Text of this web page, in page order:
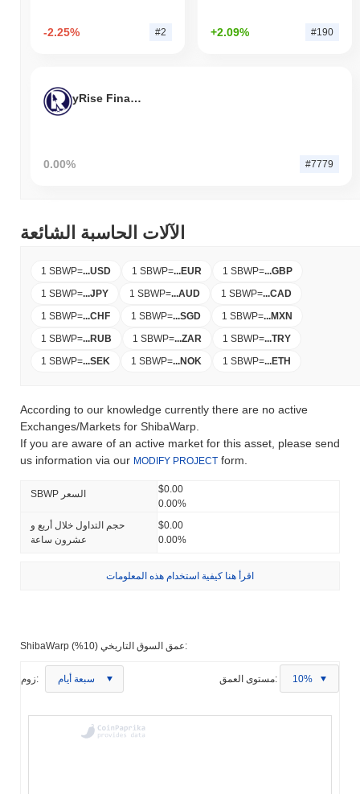
-2.25% #2 +2.09% #190
yRise Finance
0.00% #7779
الآلات الحاسبة الشائعة
1 SBWP=...USD 1 SBWP=...EUR 1 SBWP=...GBP
1 SBWP=...JPY 1 SBWP=...AUD 1 SBWP=...CAD
1 SBWP=...CHF 1 SBWP=...SGD 1 SBWP=...MXN
1 SBWP=...RUB 1 SBWP=...ZAR 1 SBWP=...TRY
1 SBWP=...SEK 1 SBWP=...NOK 1 SBWP=...ETH
According to our knowledge currently there are no active
Exchanges/Markets for ShibaWarp.
If you are aware of an active market for this asset, please send
us information via our MODIFY PROJECT form.
SBWP السعر
$0.00
0.00%
حجم التداول خلال أربع و
عشرون ساعة
$0.00
0.00%
اقرأ هنا كيفية استخدام هذه المعلومات
ShibaWarp عمق السوق التاريخي (10%):
زوم: سبعة أيام مستوى العمق: 10%